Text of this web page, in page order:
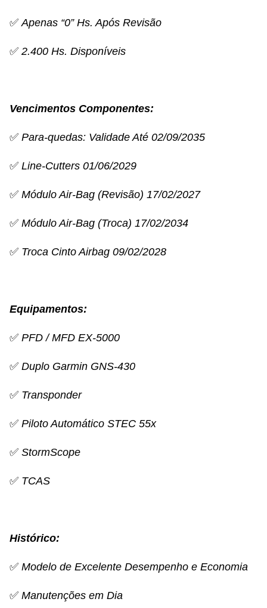
✅ Apenas “0” Hs. Após Revisão
✅ 2.400 Hs. Disponíveis
Vencimentos Componentes:
✅ Para-quedas: Validade Até 02/09/2035
✅ Line-Cutters 01/06/2029
✅ Módulo Air-Bag (Revisão) 17/02/2027
✅ Módulo Air-Bag (Troca) 17/02/2034
✅ Troca Cinto Airbag 09/02/2028
Equipamentos:
✅ PFD / MFD EX-5000
✅ Duplo Garmin GNS-430
✅ Transponder
✅ Piloto Automático STEC 55x
✅ StormScope
✅ TCAS
Histórico:
✅ Modelo de Excelente Desempenho e Economia
✅ Manutenções em Dia